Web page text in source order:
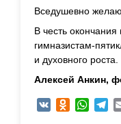
Вседушевно
В честь
гимназистам-
и духовного роста.
Алексей Анкин,
VK